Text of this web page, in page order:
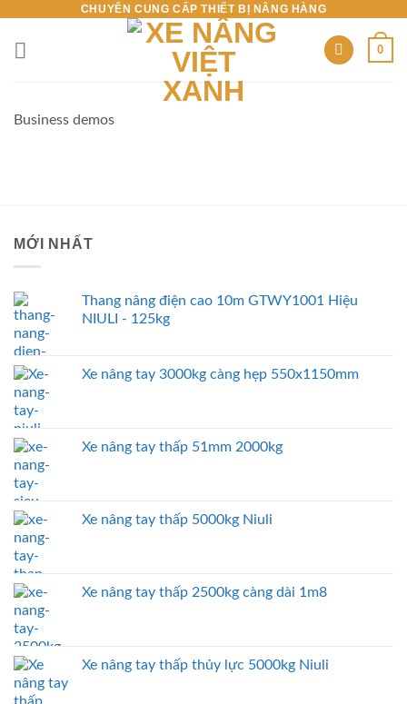
content
CHUYÊN CUNG CẤP THIẾT BỊ NÂNG HÀNG
0
Business demos
MỚI NHẤT
Thang nâng điện cao 10m GTWY1001 Hiệu
NIULI - 125kg
Xe nâng tay 3000kg càng hẹp 550x1150mm
Xe nâng tay thấp 51mm 2000kg
Xe nâng tay thấp 5000kg Niuli
Xe nâng tay thấp 2500kg càng dài 1m8
Xe nâng tay thấp thủy lực 5000kg Niuli